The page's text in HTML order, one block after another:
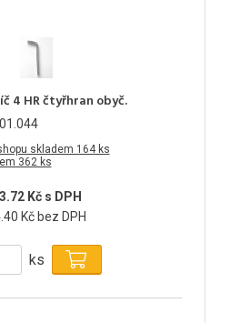
4 HR čtyřhran obyč.
skladem 164 ks
362 ks
Kč s DPH
Kč bez DPH
ks